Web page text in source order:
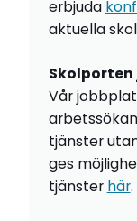
erbjuda
aktuella
Skolporten
Vår
tjänster
ges
tjänster här.